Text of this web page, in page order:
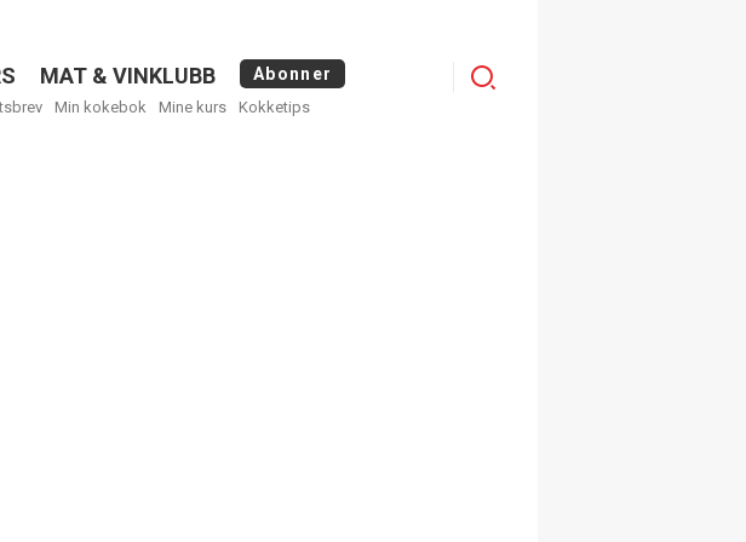
MAT & VINKLUBB Abonner
Min kokebok Mine kurs Kokketips
Logg